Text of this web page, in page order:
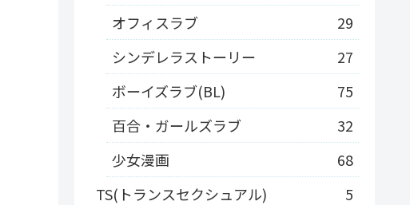
オフィスラブ
29
シンデレラストーリー
27
ボーイズラブ(BL)
75
百合・ガールズラブ
32
少女漫画
68
TS(トランスセクシュアル)
5